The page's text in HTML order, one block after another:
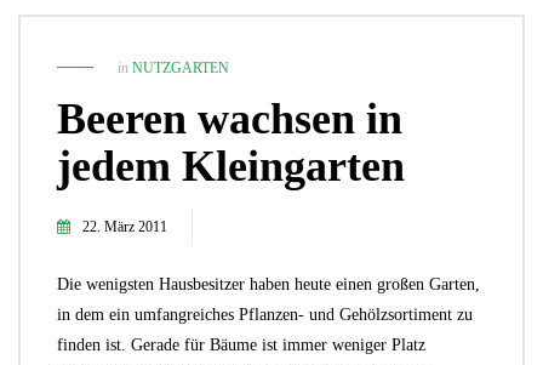
in NUTZGARTEN
Beeren wachsen in
jedem Kleingarten
22. März 2011
Die wenigsten Hausbesitzer haben heute einen großen Garten,
in dem ein umfangreiches Pflanzen- und Gehölzsortiment zu
finden ist. Gerade für Bäume ist immer weniger Platz